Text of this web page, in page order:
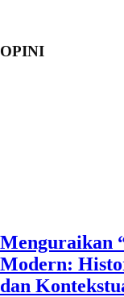
OPINI
Menguraikan
Modern:
dan